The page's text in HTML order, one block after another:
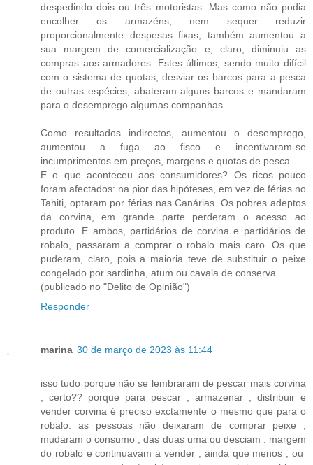
despedindo dois ou três motoristas. Mas como não podia
encolher os armazéns, nem sequer reduzir
proporcionalmente despesas fixas, também aumentou a
sua margem de comercialização e, claro, diminuiu as
compras aos armadores. Estes últimos, sendo muito difícil
com o sistema de quotas, desviar os barcos para a pesca
de outras espécies, abateram alguns barcos e mandaram
para o desemprego algumas companhas.
Como resultados indirectos, aumentou o desemprego,
aumentou a fuga ao fisco e incentivaram-se
incumprimentos em preços, margens e quotas de pesca.
E o que aconteceu aos consumidores? Os ricos pouco
foram afectados: na pior das hipóteses, em vez de férias no
Tahiti, optaram por férias nas Canárias. Os pobres adeptos
da corvina, em grande parte perderam o acesso ao
produto. E ambos, partidários de corvina e partidários de
robalo, passaram a comprar o robalo mais caro. Os que
puderam, claro, pois a maioria teve de substituir o peixe
congelado por sardinha, atum ou cavala de conserva.
(publicado no "Delito de Opinião")
Responder
marina 30 de março de 2023 às 11:44
isso tudo porque não se lembraram de pescar mais corvina
, certo?? porque para pescar , armazenar , distribuir e
vender corvina é preciso exctamente o mesmo que para o
robalo. as pessoas não deixaram de comprar peixe ,
mudaram o consumo , das duas uma ou desciam : margem
do robalo e continuavam a vender , ainda que menos , ou